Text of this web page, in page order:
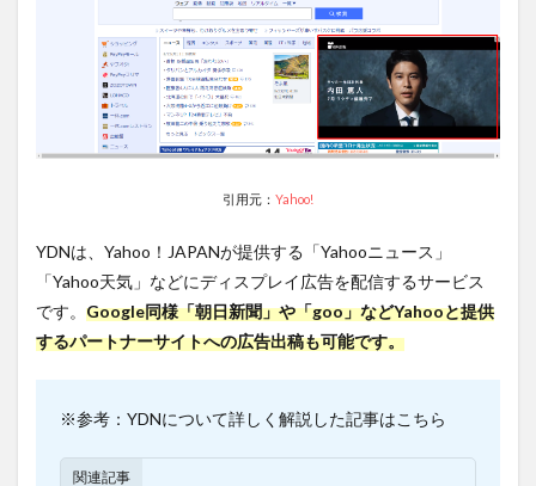
1.5
ディ
スプ
レイ
広告
のタ
方法
の特
徴
ディ
広告
用す
引用元： Yahoo!
YDNは、Yahoo！JAPANが提供する「Yahooニュース」
「Yahoo天気」などにディスプレイ広告を配信するサービス
です。 Google同様「朝日新聞」や「goo」などYahooと提供
するパートナーサイトへの広告出稿も可能です。
※参考：YDNについて詳しく解説した記事はこちら
関連記事